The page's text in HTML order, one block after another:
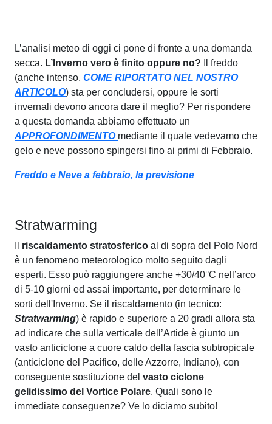
L’analisi meteo di oggi ci pone di fronte a una domanda
secca. L’Inverno vero è finito oppure no?
Il freddo
(anche intenso, COME RIPORTATO NEL NOSTRO
ARTICOLO) sta per concludersi, oppure le sorti
invernali devono ancora dare il meglio? Per rispondere
a questa domanda abbiamo effettuato un
APPROFONDIMENTO mediante il quale vedevamo che
gelo e neve possono spingersi fino ai primi di Febbraio.
Freddo e Neve a febbraio, la previsione
Stratwarming
riscaldamento stratosferico al di sopra del Polo Nord
è un fenomeno meteorologico molto seguito dagli
esperti. Esso può raggiungere anche +30/40°C nell’arco
di 5-10 giorni ed assai importante, per determinare le
sorti dell'Inverno. Se il riscaldamento (in tecnico:
Stratwarming) è rapido e superiore a 20 gradi allora sta
ad indicare che sulla verticale dell’Artide è giunto un
vasto anticiclone a cuore caldo della fascia subtropicale
(anticiclone del Pacifico, delle Azzorre, Indiano), con
conseguente sostituzione del vasto ciclone
gelidissimo del Vortice Polare. Quali sono le
immediate conseguenze? Ve lo diciamo subito!